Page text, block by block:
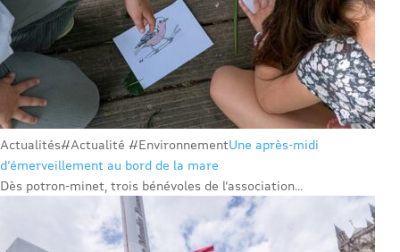
Actualités#Actualité #EnvironnementUne après-midi
d’émerveillement au bord de la mare
Dès potron-minet, trois bénévoles de l’association...